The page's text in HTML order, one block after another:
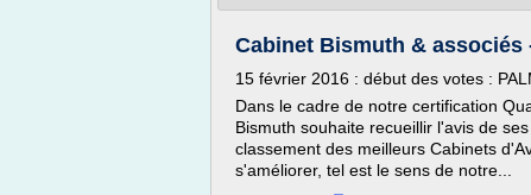
Cabinet Bismuth &
15 février 2016 : début des votes :
Dans le cadre de notre certification
Bismuth souhaite recueillir l'avis de
classement des meilleurs Cabinets
s'améliorer, tel est le sens de notre...